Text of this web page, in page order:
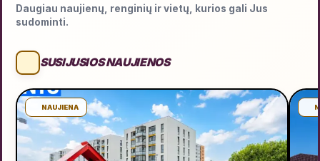
Daugiau naujienų, renginių ir vietų, kurios gali Jus
sudominti.
SUSIJUSIOS NAUJIENOS
NAUJIENA